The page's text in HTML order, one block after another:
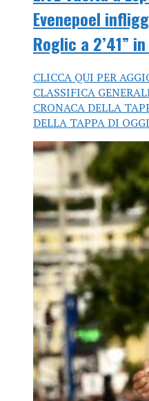
Evenepoel
Roglic a 2’41”
CLICCA QUI PER
CLASSIFICA
CRONACA DELLA
DELLA TAPPA DI